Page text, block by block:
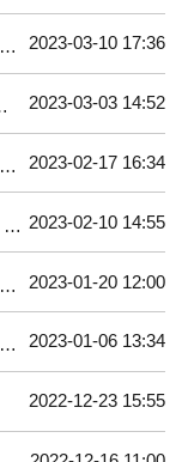
2023-03-10 17:36
2023-03-03 14:52
2023-02-17 16:34
2023-02-10 14:55
2023-01-20 12:00
2023-01-06 13:34
2022-12-23 15:55